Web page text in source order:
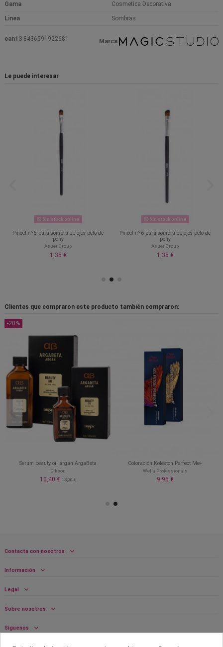
Gama Cosmetica Decorativa
Linea Sombras
Marca
ean13 8436591922681
Le puede interesar
Sin stock online
Pincel nº5 para sombra de ojos pelo de
pony
Asuer Group
1,35 €
Sin stock online
Pincel nº6 para sombra de ojos pelo de
pony
Asuer Group
1,35 €
Clientes que compraron este producto también compraron:
-20%
Serum beauty oil argán ArgaBeta
Dikson
10,40 € 13,00 €
Coloración Koleston Perfect Me+
Wella Professionals
9,95 €
Contacta con nosotros
Información
Legal
Sobre nosotros
Síguenos